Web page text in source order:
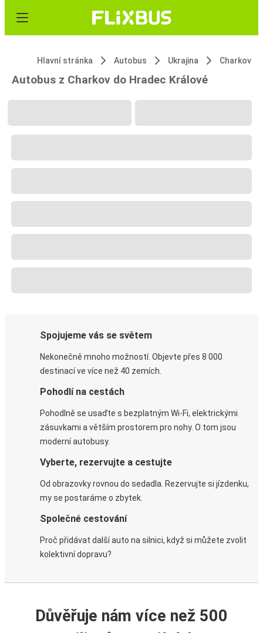
Hlavní stránka Autobus Ukrajina Charkov
Autobus z Charkov do Hradec Králové
Spojujeme vás se světem
Nekonečně mnoho možností. Objevte přes 8 000
destinací ve více než 40 zemích.
Pohodlí na cestách
Pohodlně se usaďte s bezplatným Wi-Fi, elektrickými
zásuvkami a větším prostorem pro nohy. O tom jsou
moderní autobusy.
Vyberte, rezervujte a cestujte
Od obrazovky rovnou do sedadla. Rezervujte si jízdenku,
my se postaráme o zbytek.
Společné cestování
Proč přidávat další auto na silnici, když si můžete zvolit
kolektivní dopravu?
Důvěřuje nám více než 500